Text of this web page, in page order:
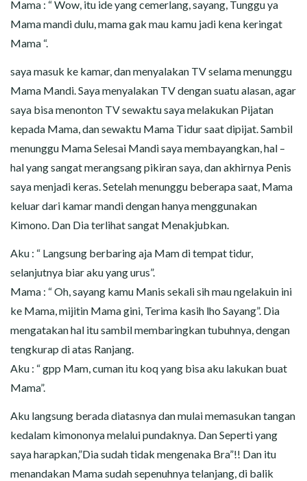
Mama : “ Wow, itu ide yang cemerlang, sayang, Tunggu ya
Mama mandi dulu, mama gak mau kamu jadi kena keringat
Mama “.
saya masuk ke kamar, dan menyalakan TV selama menunggu
Mama Mandi. Saya menyalakan TV dengan suatu alasan, agar
saya bisa menonton TV sewaktu saya melakukan Pijatan
kepada Mama, dan sewaktu Mama Tidur saat dipijat. Sambil
menunggu Mama Selesai Mandi saya membayangkan, hal –
hal yang sangat merangsang pikiran saya, dan akhirnya Penis
saya menjadi keras. Setelah menunggu beberapa saat, Mama
keluar dari kamar mandi dengan hanya menggunakan
Kimono. Dan Dia terlihat sangat Menakjubkan.
Aku : “ Langsung berbaring aja Mam di tempat tidur,
selanjutnya biar aku yang urus”.
Mama : “ Oh, sayang kamu Manis sekali sih mau ngelakuin ini
ke Mama, mijitin Mama gini, Terima kasih lho Sayang”. Dia
mengatakan hal itu sambil membaringkan tubuhnya, dengan
tengkurap di atas Ranjang.
Aku : “ gpp Mam, cuman itu koq yang bisa aku lakukan buat
Mama”.
Aku langsung berada diatasnya dan mulai memasukan tangan
kedalam kimononya melalui pundaknya. Dan Seperti yang
saya harapkan,”Dia sudah tidak mengenaka Bra”!! Dan itu
menandakan Mama sudah sepenuhnya telanjang, di balik